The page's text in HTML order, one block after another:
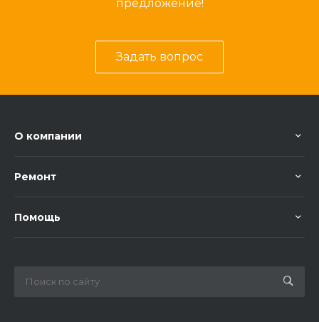
предложение!
Задать вопрос
О компании
Ремонт
Помощь